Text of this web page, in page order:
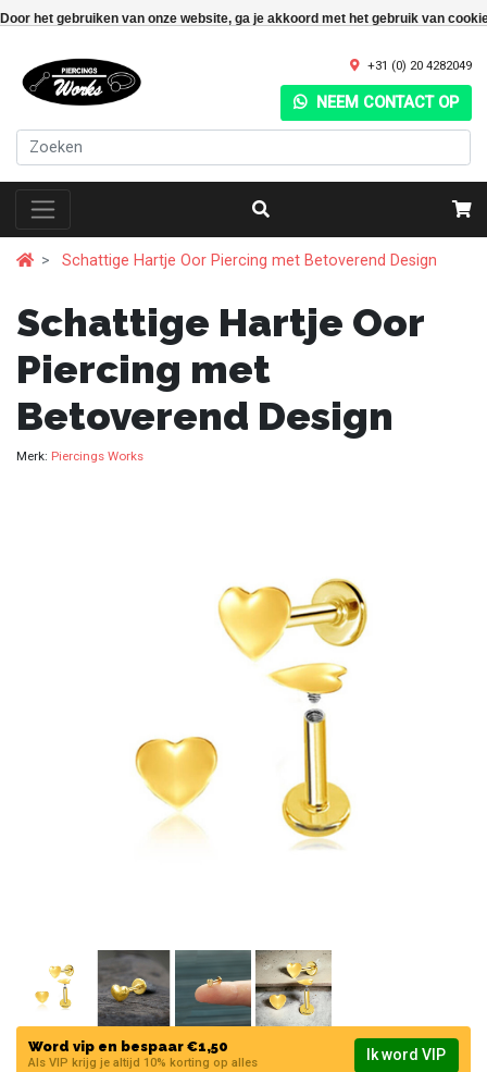
Door het gebruiken van onze website, ga je akkoord met het gebruik van
+31 (0) 20 4282049
NEEM CONTACT OP
Schattige Hartje Oor Piercing met Betoverend Design
Schattige Hartje Oor
Piercing met
Betoverend Design
Merk: Piercings Works
Word vip en bespaar €1,50
Als VIP krijg je altijd 10% korting op alles Ik word VIP